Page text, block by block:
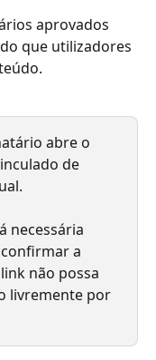
aprovados
que utilizadores
abre o
de
necessária
a
não possa
livremente por